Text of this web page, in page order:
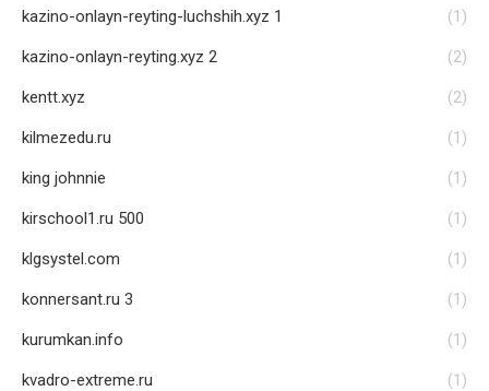
kazino-onlayn-reyting-luchshih.xyz 1 (1)
kazino-onlayn-reyting.xyz 2 (2)
kentt.xyz (2)
kilmezedu.ru (1)
king johnnie (1)
kirschool1.ru 500 (1)
klgsystel.com (1)
konnersant.ru 3 (1)
kurumkan.info (1)
kvadro-extreme.ru (1)